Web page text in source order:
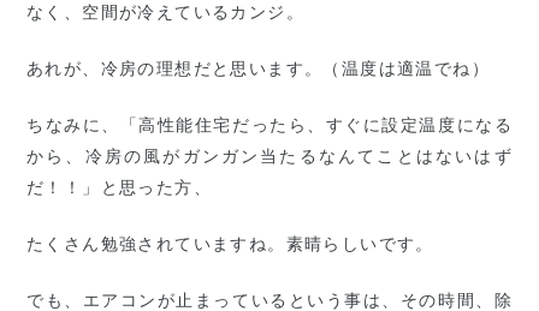
なく、空間が冷えているカンジ。
あれが、冷房の理想だと思います。（温度は適温でね）
ちなみに、「高性能住宅だったら、すぐに設定温度になる
から、冷房の風がガンガン当たるなんてことはないはず
だ！！」と思った方、
たくさん勉強されていますね。素晴らしいです。
でも、エアコンが止まっているという事は、その時間、除